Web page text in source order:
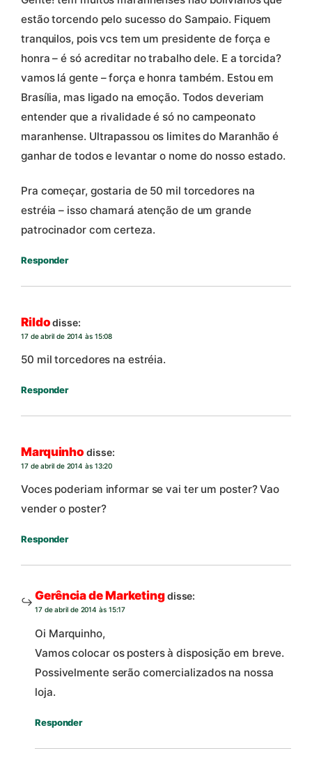
estão torcendo pelo sucesso do Sampaio. Fiquem
tranquilos, pois vcs tem um presidente de força e
honra – é só acreditar no trabalho dele. E a torcida?
vamos lá gente – força e honra também. Estou em
Brasília, mas ligado na emoção. Todos deveriam
entender que a rivalidade é só no campeonato
maranhense. Ultrapassou os limites do Maranhão é
ganhar de todos e levantar o nome do nosso estado.
Pra começar, gostaria de 50 mil torcedores na
estréia – isso chamará atenção de um grande
patrocinador com certeza.
Responder
Rildo disse:
17 de abril de 2014 às 15:08
50 mil torcedores na estréia.
Responder
Marquinho disse:
17 de abril de 2014 às 13:20
Voces poderiam informar se vai ter um poster? Vao
vender o poster?
Responder
Gerência de Marketingdisse:
17 de abril de 2014 às 15:17
Oi Marquinho,
Vamos colocar os posters à disposição em breve.
Possivelmente serão comercializados na nossa
loja.
Responder